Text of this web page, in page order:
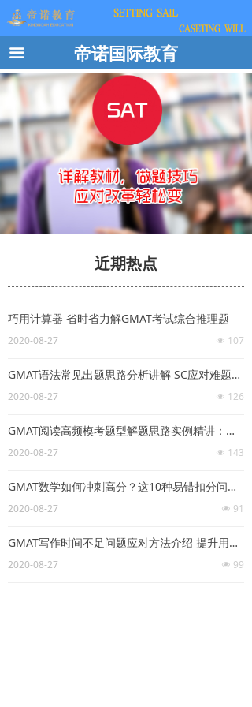
끀 帝诺国际教育
巧用计算器 省时省力解GMAT考试综合推理题
넶 107
2020-08-27
GMAT语法常见出题思路分析讲解 SC应对难题这些技巧学起来
넶 126
2020-08-27
GMAT阅读高频模考题型解题思路实例精讲：现在的女权主义理论
넶 143
2020-08-27
GMAT数学如何冲刺高分？这10种易错扣分问题快来了解一下
넶 91
2020-08-27
GMAT写作时间不足问题应对方法介绍 提升用时效率是关键所在
넶 99
2020-08-27
近期热点